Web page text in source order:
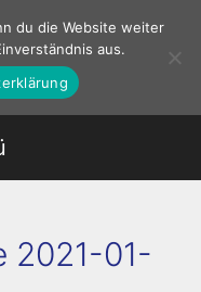
2021-01-
du die Website weiter
aus.